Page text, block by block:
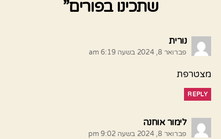
שתכינו בפורים”
נוריתאומר:
פברואר 8, 2024 בשעה 6:19 am
מצטרפת
REPLY
לימור אוחנה
פברואר 8, 2024 בשעה 9:02 pm